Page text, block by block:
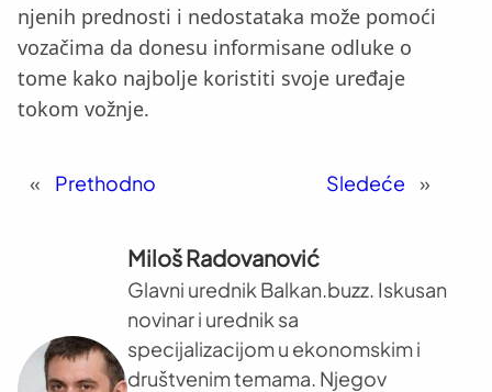
njenih prednosti i nedostataka može pomoći
vozačima da donesu informisane odluke o
tome kako najbolje koristiti svoje uređaje
tokom vožnje.
« Prethodno Sledeće »
Miloš Radovanović
Glavni urednik Balkan.buzz. Iskusan
novinar i urednik sa
specijalizacijom u ekonomskim i
društvenim temama. Njegov